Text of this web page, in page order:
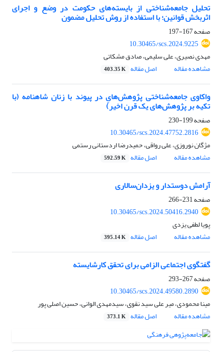
تحلیل جامعه‌شناختی از بایسته‌های حکومت در وضع و اجرای
اثربخش قوانین؛ با استفاده از روش تحلیل مضمون
صفحه167-197
10.30465/scs.2024.9225
مهدی نصیری، علی سلیمی، صادق مشکاتی
مشاهده مقاله
اصل مقاله 403.35 K
واکاوی جامعه‌شناختی پژوهش‌هایِ در پیوند با زنان شاهنامه (با
تکیه بر پژوهش‌های یک قرن اخیر)
صفحه199-230
10.30465/scs.2024.47752.2816
مژگان نوروزی، علی رواقی، حمیدرضا اردستانی رستمی
مشاهده مقاله
اصل مقاله 592.59 K
آرامش دوستدار و یزدان‌سالاری
صفحه231-266
10.30465/scs.2024.50416.2940
پویا لطفی یزدی
مشاهده مقاله
اصل مقاله 395.14 K
گفتگوی اجتماعی الزامی برای تحقق کارشایسته
صفحه267-293
10.30465/scs.2024.49580.2890
مینا محمودی، میر علی سید نقوی، سیدمهدی الوانی، حسین اصلی پور
مشاهده مقاله
اصل مقاله 373.1 K